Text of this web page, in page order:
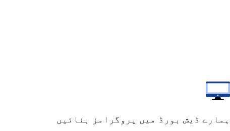
ہمارے ڈیش بورڈ میں پروگرامز بنائیں